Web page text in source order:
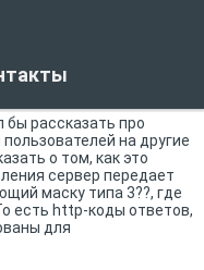
бы рассказать про
на другие
о том, как это
сервер передает
маску типа 3??, где
есть http-коды ответов,
для